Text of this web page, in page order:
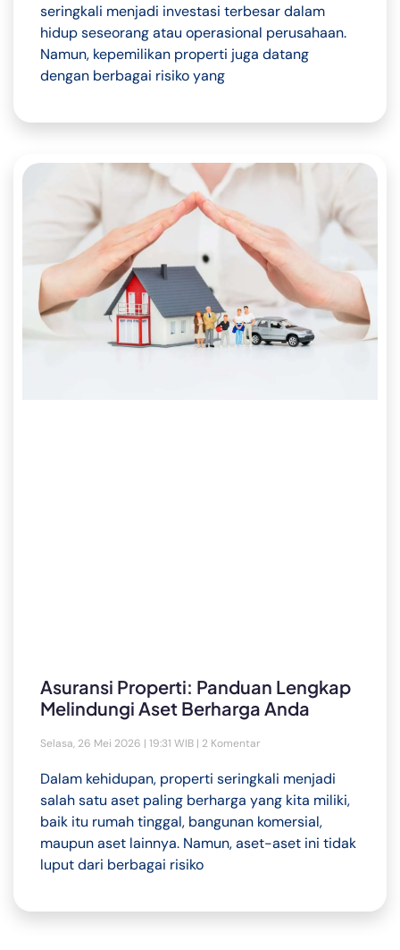
seringkali menjadi investasi terbesar dalam
hidup seseorang atau operasional perusahaan.
Namun, kepemilikan properti juga datang
dengan berbagai risiko yang
Asuransi Properti: Panduan Lengkap
Melindungi Aset Berharga Anda
Selasa, 26 Mei 2026 | 19:31 WIB 2 Komentar
Dalam kehidupan, properti seringkali menjadi
salah satu aset paling berharga yang kita miliki,
baik itu rumah tinggal, bangunan komersial,
maupun aset lainnya. Namun, aset-aset ini tidak
luput dari berbagai risiko